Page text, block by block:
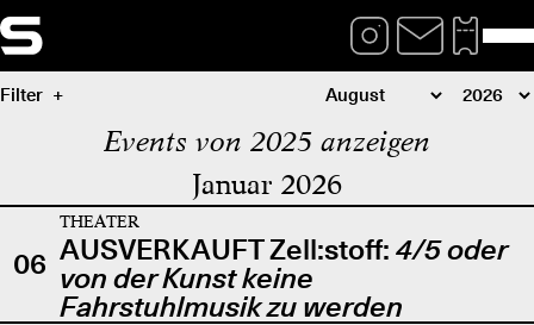
Filter
Events von 2025 anzeigen
Januar 2026
06
THEATER
AUSVERKAUFT Zell:stoff: 4/5 oder
von der Kunst keine
Fahrstuhlmusik zu werden